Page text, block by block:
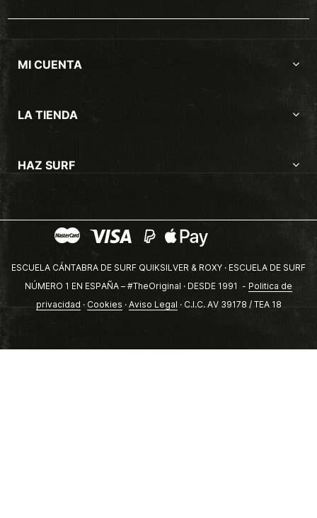
MI CUENTA
LA TIENDA
HAZ SURF
ESCUELA CÁNTABRA DE SURF QUIKSILVER & ROXY · ESCUELA DE SURF
NÚMERO 1 EN ESPAÑA – #TheOriginal · DESDE 1991 - Politica de
privacidad · Cookies · Aviso Legal · C.I.C. AV 39178 / TEA 18